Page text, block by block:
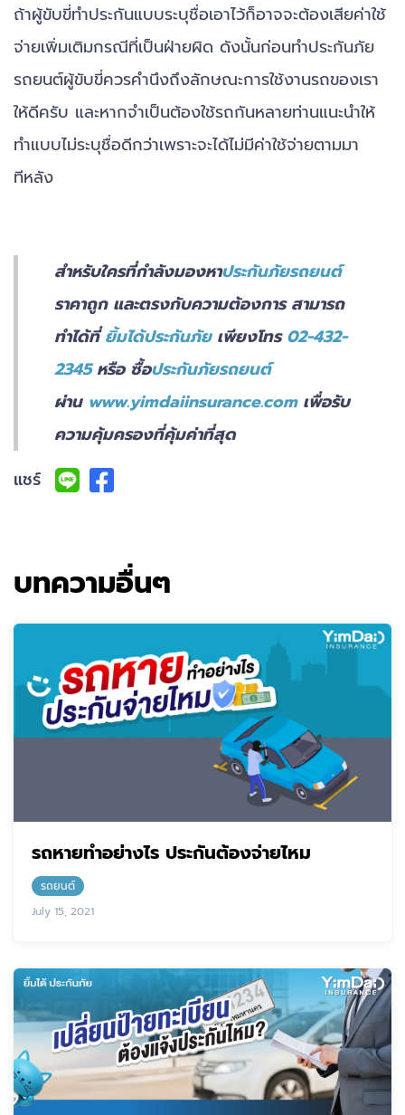
ถ้าผู้ขับขี่ทำประกันแบบระบุชื่อเอาไว้ก็อาจจะต้องเสียค่าใช้
จ่ายเพิ่มเติมกรณีที่เป็นฝ่ายผิด ดังนั้นก่อนทำประกันภัย
รถยนต์ผู้ขับขี่ควรคำนึงถึงลักษณะการใช้งานรถของเรา
ให้ดีครับ และหากจำเป็นต้องใช้รถกันหลายท่านแนะนำให้
ทำแบบไม่ระบุชื่อดีกว่าเพราะจะได้ไม่มีค่าใช้จ่ายตามมา
ทีหลัง
สำหรับใครที่กำลังมองหาประกันภัยรถยนต์
ราคาถูก และตรงกับความต้องการ สามารถ
ทำได้ที่ยิ้มได้ประกันภัยเพียงโทร02-432-
2345หรือ ซื้อประกันภัยรถยนต์
ผ่าน www.yimdaiinsurance.comเพื่อรับ
ความคุ้มครองที่คุ้มค่าที่สุด
แชร์
บทความอื่นๆ
รถหายทำอย่างไร ประกันต้องจ่ายไหม
รถยนต์
July 15, 2021